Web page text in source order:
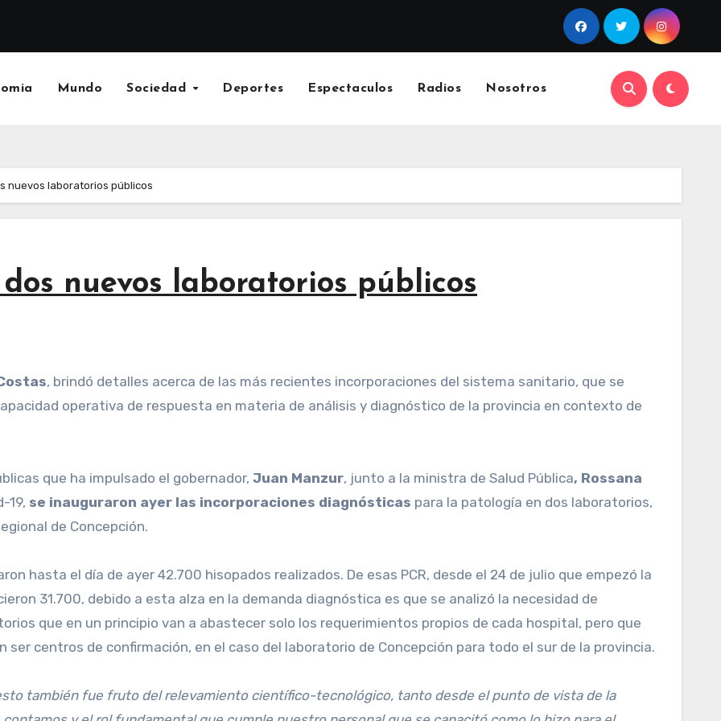
Mundo Sociedad Deportes Espectaculos Radios Nosotros
nuevos laboratorios públicos
nuevos laboratorios públicos
, brindó detalles acerca de las más recientes incorporaciones del sistema sanitario, que se
operativa de respuesta en materia de análisis y diagnóstico de la provincia en contexto de
que ha impulsado el gobernador, Juan Manzur, junto a la ministra de Salud Pública, Rossana
19, se inauguraron ayer las incorporaciones diagnósticas para la patología en dos laboratorios,
de Concepción.
hasta el día de ayer 42.700 hisopados realizados. De esas PCR, desde el 24 de julio que empezó la
31.700, debido a esta alza en la demanda diagnóstica es que se analizó la necesidad de
que en un principio van a abastecer solo los requerimientos propios de cada hospital, pero que
centros de confirmación, en el caso del laboratorio de Concepción para todo el sur de la provincia.
también fue fruto del relevamiento científico-tecnológico, tanto desde el punto de vista de la